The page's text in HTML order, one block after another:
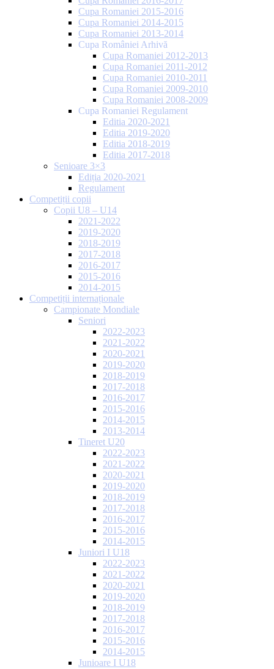
Cupa Romaniei 2015-2016
Cupa Romaniei 2014-2015
Cupa Romaniei 2013-2014
Cupa României Arhivă
Cupa Romaniei 2012-2013
Cupa Romaniei 2011-2012
Cupa Romaniei 2010-2011
Cupa Romaniei 2009-2010
Cupa Romaniei 2008-2009
Cupa Romaniei Regulament
Editia 2020-2021
Editia 2019-2020
Editia 2018-2019
Editia 2017-2018
Senioare 3×3
Ediția 2020-2021
Regulament
Competiții copii
Copii U8 – U14
2021-2022
2019-2020
2018-2019
2017-2018
2016-2017
2015-2016
2014-2015
Competiții internaționale
Campionate Mondiale
Seniori
2022-2023
2021-2022
2020-2021
2019-2020
2018-2019
2017-2018
2016-2017
2015-2016
2014-2015
2013-2014
Tineret U20
2022-2023
2021-2022
2020-2021
2019-2020
2018-2019
2017-2018
2016-2017
2015-2016
2014-2015
Juniori I U18
2022-2023
2021-2022
2020-2021
2019-2020
2018-2019
2017-2018
2016-2017
2015-2016
2014-2015
Junioare I U18